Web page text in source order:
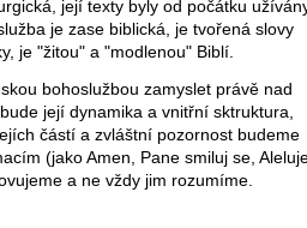
její texty byly od počátku
je zase biblická, je tvořená slovy
je "žitou" a "modlenou" Biblí.
bohoslužbou zamyslet právě nad
její dynamika a vnitřní sktruktura,
částí a zvláštní pozornost budeme
(jako Amen, Pane smiluj se,
a ne vždy jim rozumíme.